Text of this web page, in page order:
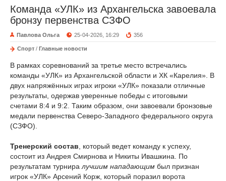
Команда «УЛК» из Архангельска завоевала
бронзу первенства СЗФО
Павлова Ольга 25-04-2026, 16:29 356
Спорт / Главные новости
В рамках соревнований за третье место встречались
команды «УЛК» из Архангельской области и ХК «Карелия». В
двух напряжённых играх игроки «УЛК» показали отличные
результаты, одержав уверенные победы с итоговыми
счетами 8:4 и 9:2. Таким образом, они завоевали бронзовые
медали первенства Северо-Западного федерального округа
(СЗФО).
Тренерский состав , который ведет команду к успеху,
состоит из Андрея Смирнова и Никиты Ивашкина. По
результатам турнира лучшим нападающим был признан
игрок «УЛК» Арсений Корж, который поразил ворота